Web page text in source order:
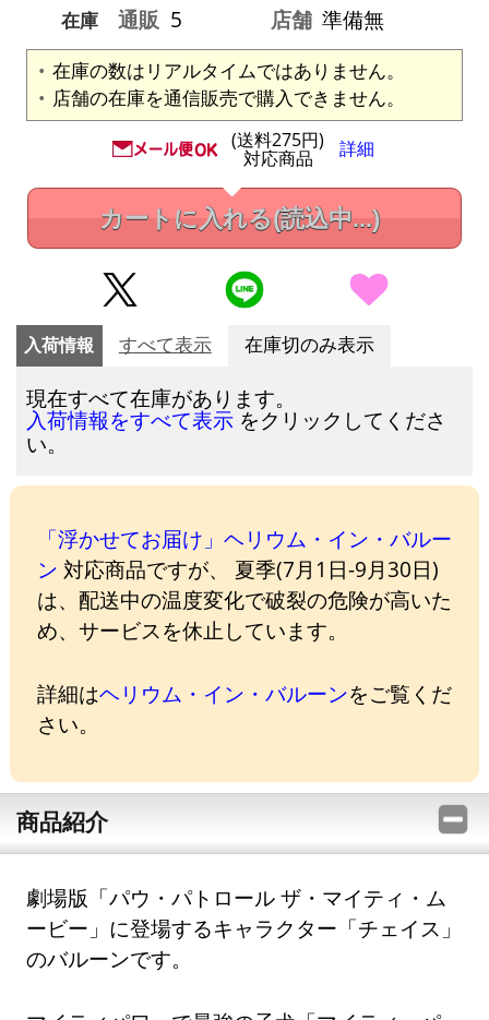
在庫
通販 5 店舗 準備無
在庫の数はリアルタイムではありません。
店舗の在庫を通信販売で購入できません。
(送料275円)
対応商品 詳細
カートに入れる(読込中...)
入荷情報 すべて表示 在庫切のみ表示
現在すべて在庫があります。
入荷情報をすべて表示 をクリックしてくださ
い。
「浮かせてお届け」ヘリウム・イン・バルー
ン 対応商品ですが、 夏季(7月1日-9月30日)
は、配送中の温度変化で破裂の危険が高いた
め、サービスを休止しています。
詳細はヘリウム・イン・バルーンをご覧くだ
さい。
商品紹介
劇場版「パウ・パトロール ザ・マイティ・ム
ービー」に登場するキャラクター「チェイス」
のバルーンです。